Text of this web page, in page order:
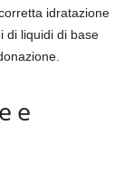
idratazione
di liquidi di base
e